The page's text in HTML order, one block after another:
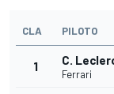
CLA PILOTO
1 C.
Ferrari